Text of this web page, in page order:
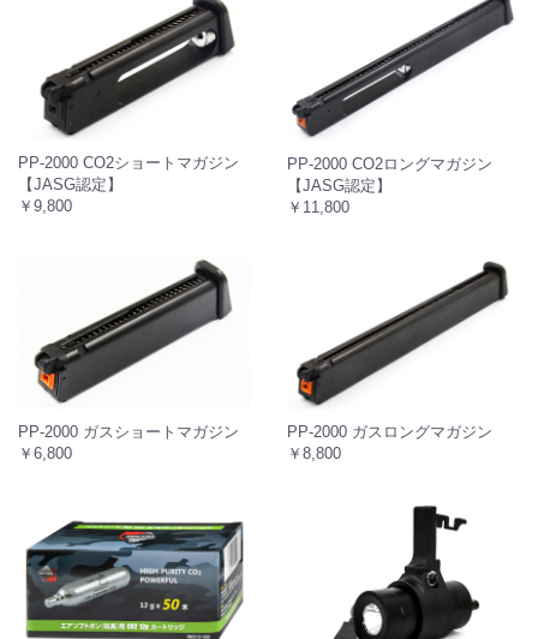
PP-2000 CO2ショートマガジン
【JASG認定】
￥9,800
PP-2000 CO2ロングマガジン
【JASG認定】
￥11,800
PP-2000 ガスショートマガジン
￥6,800
PP-2000 ガスロングマガジン
￥8,800